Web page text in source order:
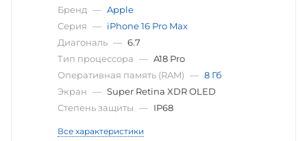
Бренд — Apple
Серия — iPhone 16 Pro Max
Диагональ — 6.7
Тип процессора — A18 Pro
Оперативная память (RAM) — 8 Гб
Экран — Super Retina XDR OLED
Степень защиты — IP68
Все характеристики